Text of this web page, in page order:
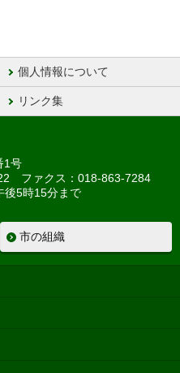
個人情報について
リンク集
1号
ファクス：018-863-7284
後5時15分まで
市の組織